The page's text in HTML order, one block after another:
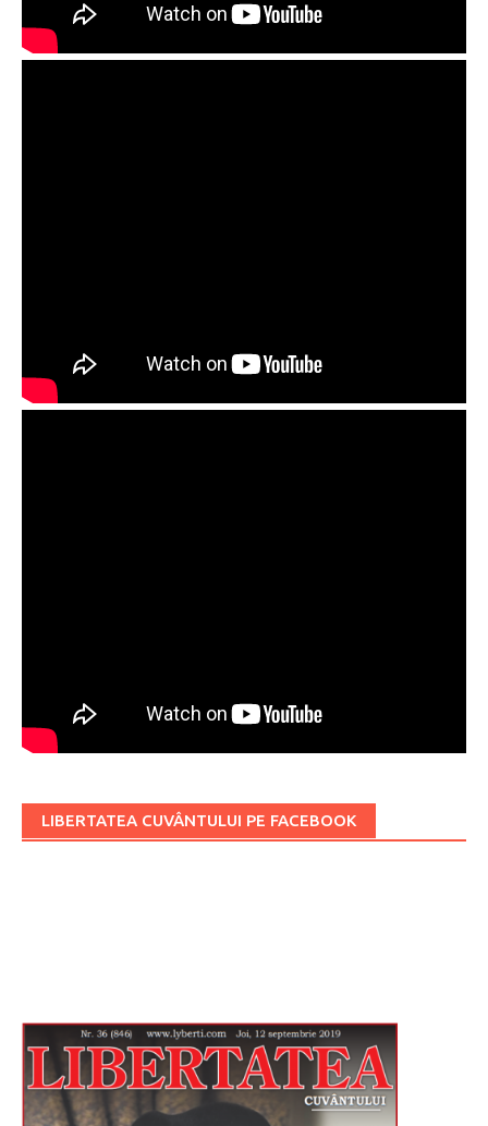
LIBERTATEA CUVÂNTULUI PE FACEBOOK